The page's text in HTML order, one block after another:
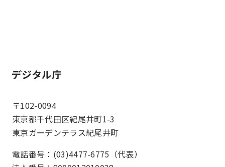
ホーム
〒102-0094
東京都千代田区紀尾井町1-3
東京ガーデンテラス紀尾井町
電話番号：(03)4477-6775（代表）